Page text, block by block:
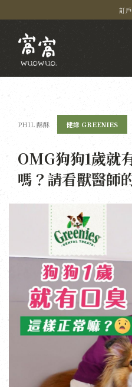
訂
PHIL 酥酥 健綠 GREENIES
OMG狗狗1歲就
嗎？請看獸醫師